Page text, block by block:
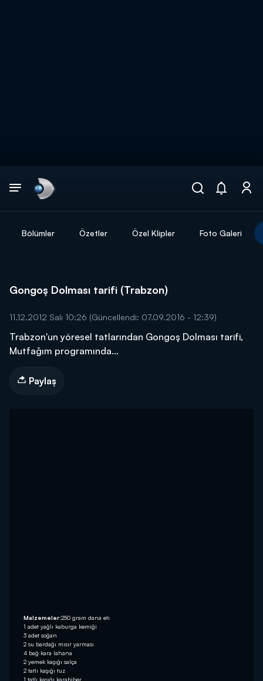
Bölümler Özetler Özel Klipler Foto Galeri
Gongoş Dolması tarifi (Trabzon)
11.12.2012 Salı 10:26 (Güncellendi: 07.09.2016 - 12:39)
Trabzon'un yöresel tatlarından Gongoş Dolması tarifi,
Mutfağım programında...
Paylaş
Malzemeler:250 gram dana eti
1 adet yağlı kaburga kemiği
3 adet soğan
2 su bardağı mısır yarması
4 bağ kara lahana
2 yemek kaşığı salça
2 tatlı kaşığı tuz
1 tatlı kaşığı karabiber